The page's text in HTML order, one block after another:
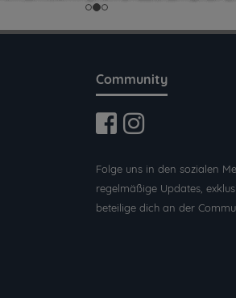
Community
Folge uns in den sozialen
regelmäßige Updates,
beteilige dich an der